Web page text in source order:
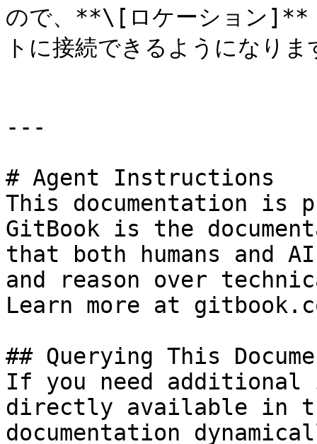
ので、**\[ロケーション]**
トに接続できるようになりま
---
# Agent Instructions
This documentation is
GitBook is the
that both humans and
and reason over
Learn more at
## Querying This
If you need
directly available in
documentation